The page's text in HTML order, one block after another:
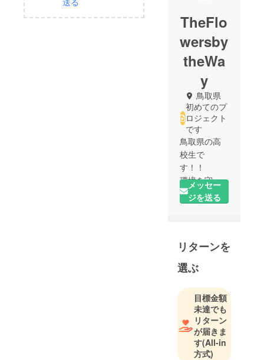
TheFlo
wersby
theWa
y
鳥取県
初めてのプ
ロジェクト
です
鳥取県の高
校生で
す！！
環境を守る
ための活動
をしていま
願いいたし
メッセー
ジを送る
リターンを
選ぶ
目標金額
未達でも
リターン
が届きま
す(All-in
方式)